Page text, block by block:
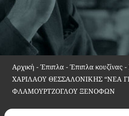
Αρχική - Έπιπλα - Έπιπλα κουζίνας-
ΧΑΡΙΛΑΟΥ ΘΕΣΣΑΛΟΝΙΚΗΣ “ΝΕΑ
ΦΛΑΜΟΥΡΤΖΟΓΛΟΥ ΞΕΝΟΦΩΝ